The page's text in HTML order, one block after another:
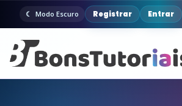
Modo Escuro Registrar Entrar